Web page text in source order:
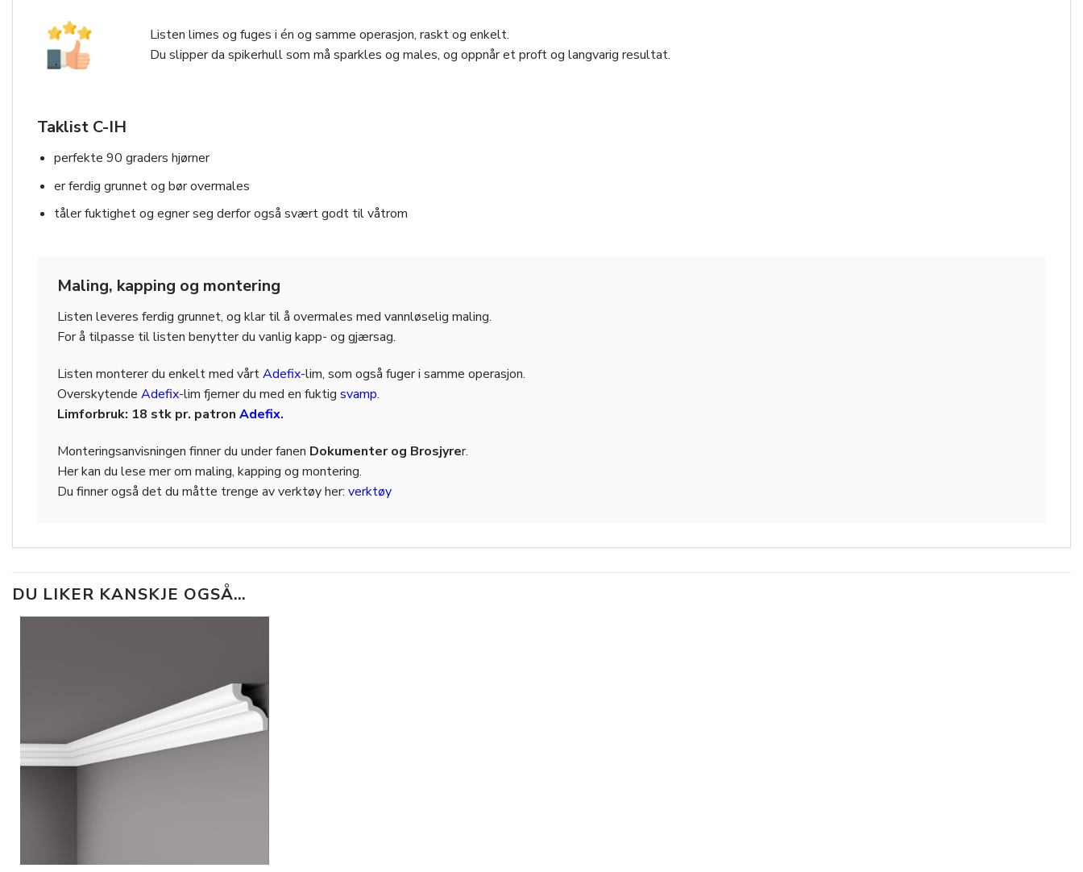
Listen limes og fuges i én og samme operasjon, raskt og enkelt.
Du slipper da spikerhull som må sparkles og males, og oppnår et proft og langvarig resultat.
Taklist C-IH
perfekte 90 graders hjørner
er ferdig grunnet og bør overmales
tåler fuktighet og egner seg derfor også svært godt til våtrom
Maling, kapping og montering
Listen leveres ferdig grunnet, og klar til å overmales med vannløselig maling.
For å tilpasse til listen benytter du vanlig kapp- og gjærsag.
Listen monterer du enkelt med vårtAdefix-lim, som også fuger i samme operasjon.
Overskytende Adefix-lim fjerner du med en fuktig svamp.
Limforbruk: 18 stk pr. patron Adefix.
Monteringsanvisningen finner du under fanen Dokumenter og Brosjyrer.
Her kan du lese mer om maling, kapping og montering.
Du finner også det du måtte trenge av verktøy her: verktøy
DU LIKER KANSKJE OGSÅ…
ønskeliste